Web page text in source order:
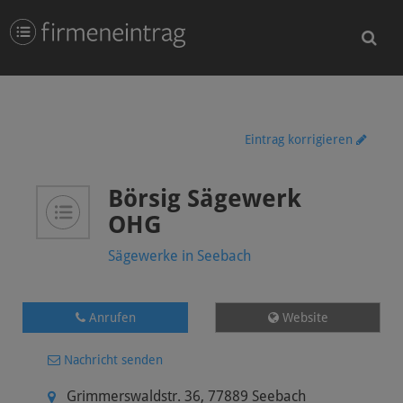
Eintrag korrigieren
Börsig Sägewerk
OHG
Sägewerke in Seebach
Anrufen Website
Nachricht senden
Grimmerswaldstr. 36, 77889 Seebach